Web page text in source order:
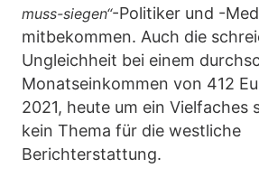
muss-siegen“-Politiker und -
mitbekommen. Auch die
Ungleichheit bei einem
Monatseinkommen von 412
2021, heute um ein Vielfaches
kein Thema für die westliche
Berichterstattung.